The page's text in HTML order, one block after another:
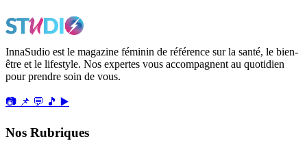
InnaSudio est le magazine féminin de référence sur la santé, le bien-
être et le lifestyle. Nos expertes vous accompagnent au quotidien
pour prendre soin de vous.
📷 📌 💬 🎵 ▶️
Nos Rubriques